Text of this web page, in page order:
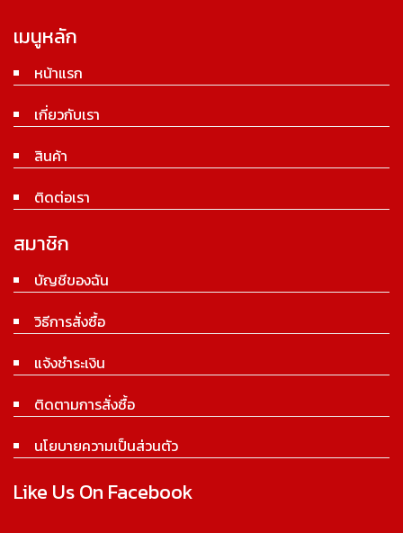
เมนูหลัก
หน้าแรก
เกี่ยวกับเรา
สินค้า
ติดต่อเรา
สมาชิก
บัญชีของฉัน
วิธีการสั่งซื้อ
แจ้งชำระเงิน
ติดตามการสั่งซื้อ
นโยบายความเป็นส่วนตัว
Like Us On Facebook